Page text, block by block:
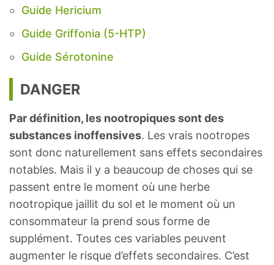
Guide Hericium
Guide Griffonia (5-HTP)
Guide Sérotonine
DANGER
Par définition, les nootropiques sont des
substances inoffensives. Les vrais nootropes
sont donc naturellement sans effets secondaires
notables. Mais il y a beaucoup de choses qui se
passent entre le moment où une herbe
nootropique jaillit du sol et le moment où un
consommateur la prend sous forme de
supplément. Toutes ces variables peuvent
augmenter le risque d’effets secondaires. C’est